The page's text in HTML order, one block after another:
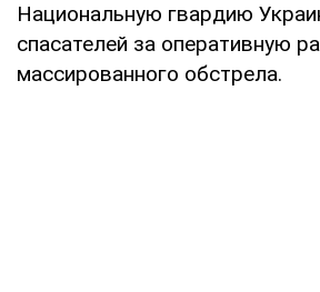
Национальную гвардию
спасателей за оперативную
массированного обстрела.